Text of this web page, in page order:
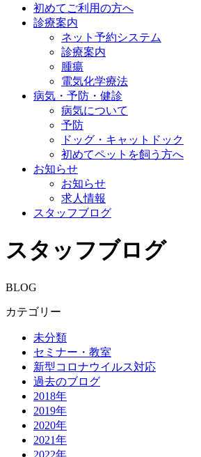
初めてご利用の方へ
診療案内
ネット予約システム
診療案内
腫瘍
電気化学療法
病気・予防・健診
病気について
予防
ドッグ・キャットドック
初めてペットを飼う方へ
お知らせ
お知らせ
求人情報
スタッフブログ
スタッフブログ
BLOG
カテゴリー
未分類
セミナー・教室
新型コロナウイルス対応
過去のブログ
2018年
2019年
2020年
2021年
2022年